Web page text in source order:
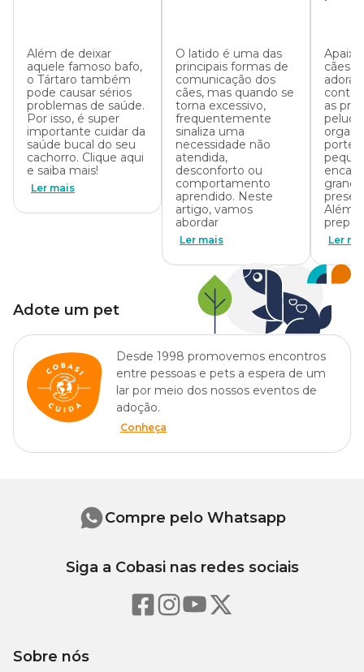
dos riscos
Além de deixar
aquele famoso bafo,
o Tártaro também
pode causar sérios
problemas de saúde.
Por isso, é super
importante cuidar da
saúde bucal do seu
cachorro. Clique aqui
e saiba mais!
Ler mais
O latido é uma das
principais formas de
comunicação dos
cães, mas quando se
torna excessivo,
frequentemente
sinaliza uma
necessidade não
atendida,
desconforto ou
comportamento
aprendido. Neste
artigo, vamos
abordar
Ler mais
cães
adorar
as
porte
Além
Ler
Adote um pet
Desde 1998 promovemos encontros
entre pessoas e pets a espera de um
lar por meio dos nossos eventos de
adoção.
Conheça
Sobre nós
Compre pelo Whatsapp
Siga a Cobasi nas redes sociais